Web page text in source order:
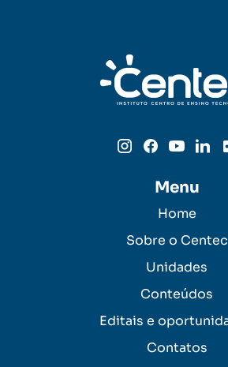
Menu
Home
Sobre o Centec
Unidades
Conteúdos
Editais e
Contatos